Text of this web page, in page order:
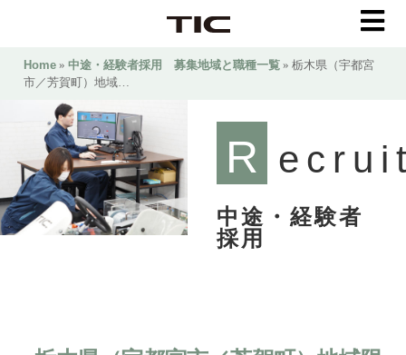
Home » 中途・経験者採用 募集地域と職種一覧 » 栃木県（宇都宮
市／芳賀町）地域…
R
中途・経験者
採用